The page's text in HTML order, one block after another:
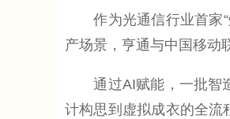
作为光通信行业首家“
产场景，亨通与中国移动
通过AI赋能，一批智造
计构思到虚拟成衣的全流